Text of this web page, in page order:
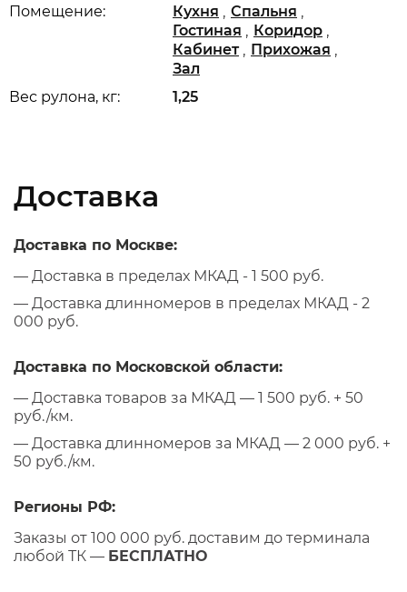
Вес рулона, кг: 1,25
Помещение: Кухня , Спальня ,
Гостиная , Коридор ,
Кабинет , Прихожая ,
Зал
Доставка
Доставка по Москве:
— Доставка в пределах МКАД - 1 500 руб.
— Доставка длинномеров в пределах МКАД - 2
000 руб.
Доставка по Московской области:
— Доставка товаров за МКАД — 1 500 руб. + 50
руб./км.
— Доставка длинномеров за МКАД — 2 000 руб. +
50 руб./км.
Регионы РФ:
Заказы от 100 000 руб. доставим до терминала
любой ТК — БЕСПЛАТНО